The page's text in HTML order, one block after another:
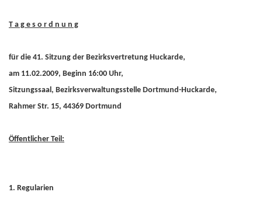
T a g e s o r d n u n g
für die 41. Sitzung der Bezirksvertretung Huckarde,
am 11.02.2009, Beginn 16:00 Uhr,
Sitzungssaal, Bezirksverwaltungsstelle Dortmund-Huckarde,
Rahmer Str. 15, 44369 Dortmund
Öffentlicher Teil:
1. Regularien